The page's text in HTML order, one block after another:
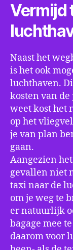
Vermijd
Naast het
is het ook
luchthaven.
kosten van
weet kost het
op het
je van plan
gaan.
Aangezien
gevallen niet
taxi naar de
om je weg te
er natuurlijk
bagage mee
daarom voor